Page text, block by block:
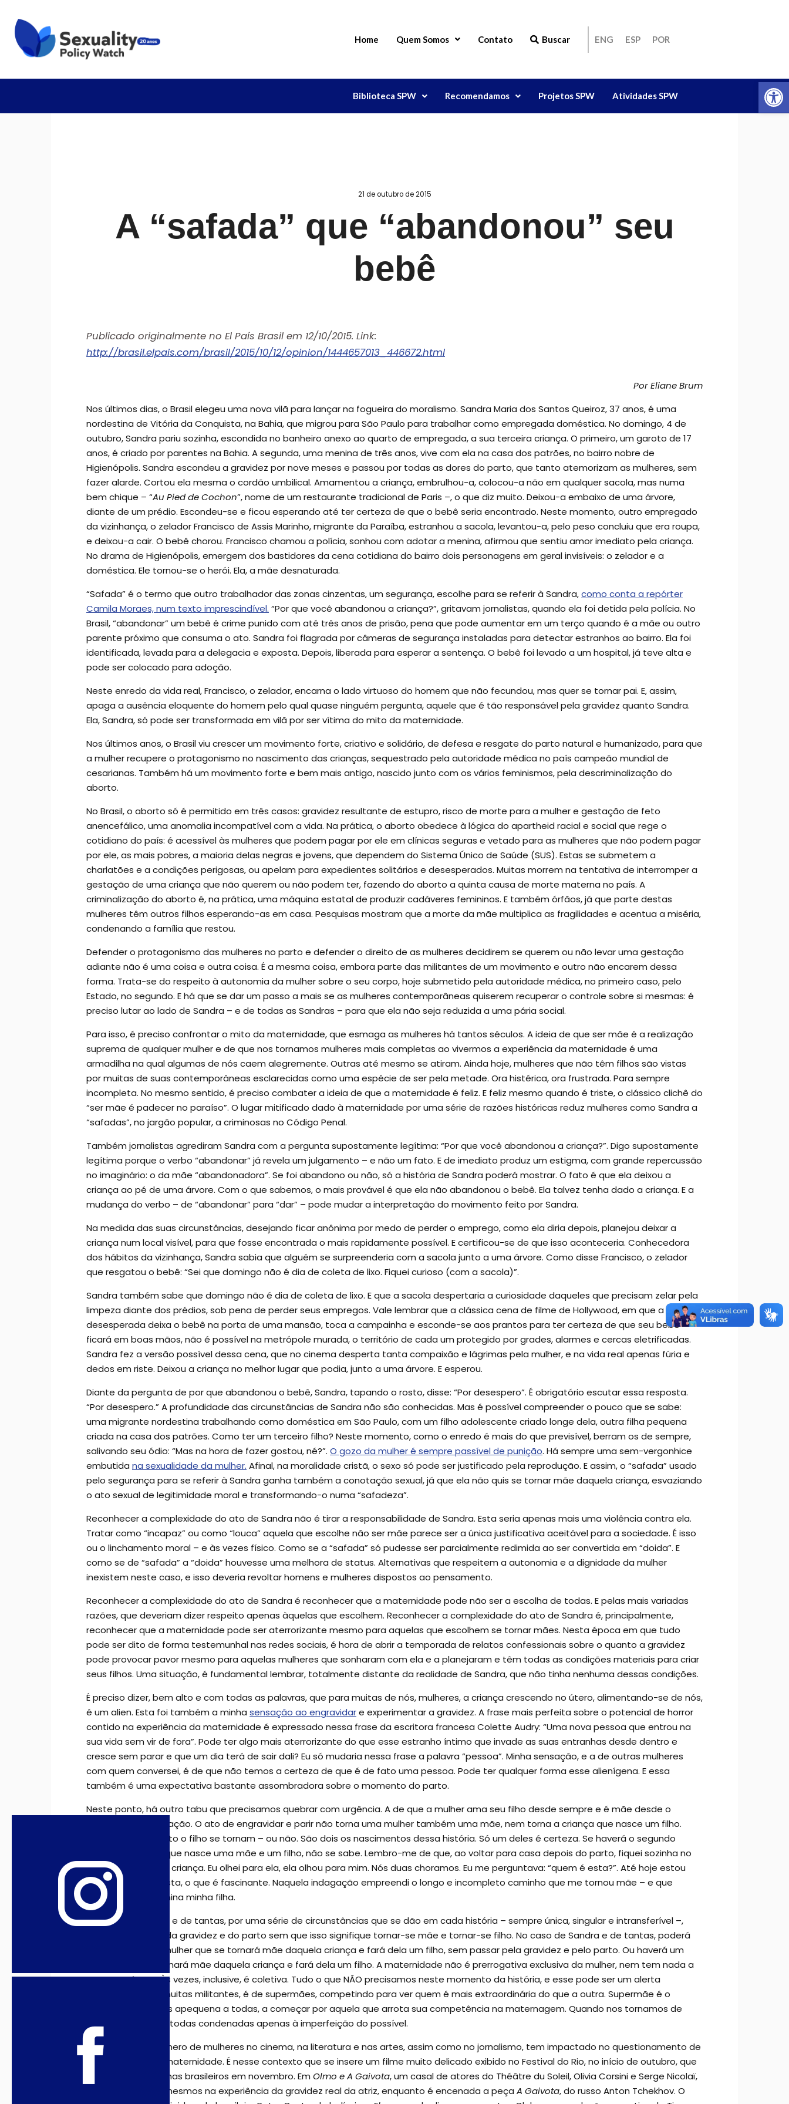
Home Quem Somos Contato Buscar ENG ESP POR
Biblioteca SPW Recomendamos Projetos SPW Atividades SPW
21 de outubro de 2015
A “safada” que “abandonou” seu
bebê
Publicado originalmente no El País Brasil em 12/10/2015. Link:
http://brasil.elpais.com/brasil/2015/10/12/opinion/1444657013_446672.html
Por Eliane Brum
Nos últimos dias, o Brasil elegeu uma nova vilã para lançar na fogueira do moralismo. Sandra Maria dos Santos Queiroz, 37 anos, é uma
nordestina de Vitória da Conquista, na Bahia, que migrou para São Paulo para trabalhar como empregada doméstica. No domingo, 4 de
outubro, Sandra pariu sozinha, escondida no banheiro anexo ao quarto de empregada, a sua terceira criança. O primeiro, um garoto de 17
anos, é criado por parentes na Bahia. A segunda, uma menina de três anos, vive com ela na casa dos patrões, no bairro nobre de
Higienópolis. Sandra escondeu a gravidez por nove meses e passou por todas as dores do parto, que tanto atemorizam as mulheres, sem
fazer alarde. Cortou ela mesma o cordão umbilical. Amamentou a criança, embrulhou-a, colocou-a não em qualquer sacola, mas numa
bem chique – “Au Pied de Cochon”, nome de um restaurante tradicional de Paris –, o que diz muito. Deixou-a embaixo de uma árvore,
diante de um prédio. Escondeu-se e ficou esperando até ter certeza de que o bebê seria encontrado. Neste momento, outro empregado
da vizinhança, o zelador Francisco de Assis Marinho, migrante da Paraíba, estranhou a sacola, levantou-a, pelo peso concluiu que era roupa,
e deixou-a cair. O bebê chorou. Francisco chamou a polícia, sonhou com adotar a menina, afirmou que sentiu amor imediato pela criança.
No drama de Higienópolis, emergem dos bastidores da cena cotidiana do bairro dois personagens em geral invisíveis: o zelador e a
doméstica. Ele tornou-se o herói. Ela, a mãe desnaturada.
“Safada” é o termo que outro trabalhador das zonas cinzentas, um segurança, escolhe para se referir à Sandra,como conta a repórter
Camila Moraes, num texto imprescindível. “Por que você abandonou a criança?”, gritavam jornalistas, quando ela foi detida pela polícia. No
Brasil, “abandonar” um bebê é crime punido com até três anos de prisão, pena que pode aumentar em um terço quando é a mãe ou outro
parente próximo que consuma o ato. Sandra foi flagrada por câmeras de segurança instaladas para detectar estranhos ao bairro. Ela foi
identificada, levada para a delegacia e exposta. Depois, liberada para esperar a sentença. O bebê foi levado a um hospital, já teve alta e
pode ser colocado para adoção.
Neste enredo da vida real, Francisco, o zelador, encarna o lado virtuoso do homem que não fecundou, mas quer se tornar pai. E, assim,
apaga a ausência eloquente do homem pelo qual quase ninguém pergunta, aquele que é tão responsável pela gravidez quanto Sandra.
Ela, Sandra, só pode ser transformada em vilã por ser vítima do mito da maternidade.
Nos últimos anos, o Brasil viu crescer um movimento forte, criativo e solidário, de defesa e resgate do parto natural e humanizado, para que
a mulher recupere o protagonismo no nascimento das crianças, sequestrado pela autoridade médica no país campeão mundial de
cesarianas. Também há um movimento forte e bem mais antigo, nascido junto com os vários feminismos, pela descriminalização do
aborto.
No Brasil, o aborto só é permitido em três casos: gravidez resultante de estupro, risco de morte para a mulher e gestação de feto
anencefálico, uma anomalia incompatível com a vida. Na prática, o aborto obedece à lógica do apartheid racial e social que rege o
cotidiano do país: é acessível às mulheres que podem pagar por ele em clínicas seguras e vetado para as mulheres que não podem pagar
por ele, as mais pobres, a maioria delas negras e jovens, que dependem do Sistema Único de Saúde (SUS). Estas se submetem a
charlatões e a condições perigosas, ou apelam para expedientes solitários e desesperados. Muitas morrem na tentativa de interromper a
gestação de uma criança que não querem ou não podem ter, fazendo do aborto a quinta causa de morte materna no país. A
criminalização do aborto é, na prática, uma máquina estatal de produzir cadáveres femininos. E também órfãos, já que parte destas
mulheres têm outros filhos esperando-as em casa. Pesquisas mostram que a morte da mãe multiplica as fragilidades e acentua a miséria,
condenando a família que restou.
Defender o protagonismo das mulheres no parto e defender o direito de as mulheres decidirem se querem ou não levar uma gestação
adiante não é uma coisa e outra coisa. É a mesma coisa, embora parte das militantes de um movimento e outro não encarem dessa
forma. Trata-se do respeito à autonomia da mulher sobre o seu corpo, hoje submetido pela autoridade médica, no primeiro caso, pelo
Estado, no segundo. E há que se dar um passo a mais se as mulheres contemporâneas quiserem recuperar o controle sobre si mesmas: é
preciso lutar ao lado de Sandra – e de todas as Sandras – para que ela não seja reduzida a uma pária social.
Para isso, é preciso confrontar o mito da maternidade, que esmaga as mulheres há tantos séculos. A ideia de que ser mãe é a realização
suprema de qualquer mulher e de que nos tornamos mulheres mais completas ao vivermos a experiência da maternidade é uma
armadilha na qual algumas de nós caem alegremente. Outras até mesmo se atiram. Ainda hoje, mulheres que não têm filhos são vistas
por muitas de suas contemporâneas esclarecidas como uma espécie de ser pela metade. Ora histérica, ora frustrada. Para sempre
incompleta. No mesmo sentido, é preciso combater a ideia de que a maternidade é feliz. E feliz mesmo quando é triste, o clássico clichê do
“ser mãe é padecer no paraíso”. O lugar mitificado dado à maternidade por uma série de razões históricas reduz mulheres como Sandra a
“safadas”, no jargão popular, a criminosas no Código Penal.
Também jornalistas agrediram Sandra com a pergunta supostamente legítima: “Por que você abandonou a criança?”. Digo supostamente
legítima porque o verbo “abandonar” já revela um julgamento – e não um fato. E de imediato produz um estigma, com grande repercussão
no imaginário: o da mãe “abandonadora”. Se foi abandono ou não, só a história de Sandra poderá mostrar. O fato é que ela deixou a
criança ao pé de uma árvore. Com o que sabemos, o mais provável é que ela não abandonou o bebê. Ela talvez tenha dado a criança. E a
mudança do verbo – de “abandonar” para “dar” – pode mudar a interpretação do movimento feito por Sandra.
Na medida das suas circunstâncias, desejando ficar anônima por medo de perder o emprego, como ela diria depois, planejou deixar a
criança num local visível, para que fosse encontrada o mais rapidamente possível. E certificou-se de que isso aconteceria. Conhecedora
dos hábitos da vizinhança, Sandra sabia que alguém se surpreenderia com a sacola junto a uma árvore. Como disse Francisco, o zelador
que resgatou o bebê: “Sei que domingo não é dia de coleta de lixo. Fiquei curioso (com a sacola)”.
Sandra também sabe que domingo não é dia de coleta de lixo. E que a sacola despertaria a curiosidade daqueles que precisam zelar pela
limpeza diante dos prédios, sob pena de perder seus empregos. Vale lembrar que a clássica cena de filme de Hollywood, em que a mãe
desesperada deixa o bebê na porta de uma mansão, toca a campainha e esconde-se aos prantos para ter certeza de que seu bebê
ficará em boas mãos, não é possível na metrópole murada, o território de cada um protegido por grades, alarmes e cercas eletrificadas.
Sandra fez a versão possível dessa cena, que no cinema desperta tanta compaixão e lágrimas pela mulher, e na vida real apenas fúria e
dedos em riste. Deixou a criança no melhor lugar que podia, junto a uma árvore. E esperou.
Diante da pergunta de por que abandonou o bebê, Sandra, tapando o rosto, disse: “Por desespero”. É obrigatório escutar essa resposta.
“Por desespero.” A profundidade das circunstâncias de Sandra não são conhecidas. Mas é possível compreender o pouco que se sabe:
uma migrante nordestina trabalhando como doméstica em São Paulo, com um filho adolescente criado longe dela, outra filha pequena
criada na casa dos patrões. Como ter um terceiro filho? Neste momento, como o enredo é mais do que previsível, berram os de sempre,
salivando seu ódio: “Mas na hora de fazer gostou, né?”. O gozo da mulher é sempre passível de punição. Há sempre uma sem-vergonhice
embutida na sexualidade da mulher. Afinal, na moralidade cristã, o sexo só pode ser justificado pela reprodução. E assim, o “safada” usado
pelo segurança para se referir à Sandra ganha também a conotação sexual, já que ela não quis se tornar mãe daquela criança, esvaziando
o ato sexual de legitimidade moral e transformando-o numa “safadeza”.
Reconhecer a complexidade do ato de Sandra não é tirar a responsabilidade de Sandra. Esta seria apenas mais uma violência contra ela.
Tratar como “incapaz” ou como “louca” aquela que escolhe não ser mãe parece ser a única justificativa aceitável para a sociedade. É isso
ou o linchamento moral – e às vezes físico. Como se a “safada” só pudesse ser parcialmente redimida ao ser convertida em “doida”. E
como se de “safada” a “doida” houvesse uma melhora de status. Alternativas que respeitem a autonomia e a dignidade da mulher
inexistem neste caso, e isso deveria revoltar homens e mulheres dispostos ao pensamento.
Reconhecer a complexidade do ato de Sandra é reconhecer que a maternidade pode não ser a escolha de todas. E pelas mais variadas
razões, que deveriam dizer respeito apenas àquelas que escolhem. Reconhecer a complexidade do ato de Sandra é, principalmente,
reconhecer que a maternidade pode ser aterrorizante mesmo para aquelas que escolhem se tornar mães. Nesta época em que tudo
pode ser dito de forma testemunhal nas redes sociais, é hora de abrir a temporada de relatos confessionais sobre o quanto a gravidez
pode provocar pavor mesmo para aquelas mulheres que sonharam com ela e a planejaram e têm todas as condições materiais para criar
seus filhos. Uma situação, é fundamental lembrar, totalmente distante da realidade de Sandra, que não tinha nenhuma dessas condições.
É preciso dizer, bem alto e com todas as palavras, que para muitas de nós, mulheres, a criança crescendo no útero, alimentando-se de nós,
é um alien. Esta foi também a minha sensação ao engravidare experimentar a gravidez. A frase mais perfeita sobre o potencial de horror
contido na experiência da maternidade é expressado nessa frase da escritora francesa Colette Audry: “Uma nova pessoa que entrou na
sua vida sem vir de fora”. Pode ter algo mais aterrorizante do que esse estranho íntimo que invade as suas entranhas desde dentro e
cresce sem parar e que um dia terá de sair dali? Eu só mudaria nessa frase a palavra “pessoa”. Minha sensação, e a de outras mulheres
com quem conversei, é de que não temos a certeza de que é de fato uma pessoa. Pode ter qualquer forma esse alienígena. E essa
também é uma expectativa bastante assombradora sobre o momento do parto.
Neste ponto, há outro tabu que precisamos quebrar com urgência. A de que a mulher ama seu filho desde sempre e é mãe desde o
momento da gestação. O ato de engravidar e parir não torna uma mulher também uma mãe, nem torna a criança que nasce um filho.
Tanto a mãe quanto o filho se tornam – ou não. São dois os nascimentos dessa história. Só um deles é certeza. Se haverá o segundo
parto, aquele em que nasce uma mãe e um filho, não se sabe. Lembro-me de que, ao voltar para casa depois do parto, fiquei sozinha no
meu quarto com a criança. Eu olhei para ela, ela olhou para mim. Nós duas choramos. Eu me perguntava: “quem é esta?”. Até hoje estou
buscando a resposta, o que é fascinante. Naquela indagação empreendi o longo e incompleto caminho que me tornou mãe – e que
tornou aquela menina minha filha.
No caso de Sandra e de tantas, por uma série de circunstâncias que se dão em cada história – sempre única, singular e intransferível –,
pode haver o ato da gravidez e do parto sem que isso signifique tornar-se mãe e tornar-se filho. No caso de Sandra e de tantas, poderá
existir uma outra mulher que se tornará mãe daquela criança e fará dela um filho, sem passar pela gravidez e pelo parto. Ou haverá um
homem que se tornará mãe daquela criança e fará dela um filho. A maternidade não é prerrogativa exclusiva da mulher, nem tem nada a
ver com gênero. Às vezes, inclusive, é coletiva. Tudo o que NÃO precisamos neste momento da história, e esse pode ser um alerta
importante para muitas militantes, é de supermães, competindo para ver quem é mais extraordinária do que a outra. Supermãe é o
superlativo que nos apequena a todas, a começar por aquela que arrota sua competência na maternagem. Quando nos tornamos de
fato mães, somos todas condenadas apenas à imperfeição do possível.
O aumento do número de mulheres no cinema, na literatura e nas artes, assim como no jornalismo, tem impactado no questionamento de
mitos como o da maternidade. É nesse contexto que se insere um filme muito delicado exibido no Festival do Rio, no início de outubro, que
estreará nos cinemas brasileiros em novembro. Em Olmo e A Gaivota, um casal de atores do Théâtre du Soleil, Olivia Corsini e Serge Nicolaï,
representam a si mesmos na experiência da gravidez real da atriz, enquanto é encenada a peça A Gaivota, do russo Anton Tchekhov. O